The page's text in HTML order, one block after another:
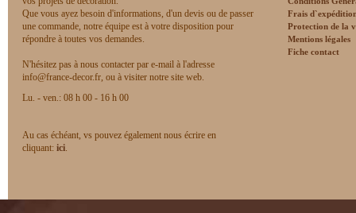
Que vous ayez besoin d'informations, d'un devis ou de passer
une commande, notre équipe est à votre disposition pour
répondre à toutes vos demandes.
N'hésitez pas à nous contacter par e-mail à l'adresse
info@france-decor.fr, ou à visiter notre site web.
Lu. - ven.: 08 h 00 - 16 h 00
Au cas échéant, vs pouvez également nous écrire en
cliquant: ici.
Frais
Protection de la
Mentions légales
Fiche contact